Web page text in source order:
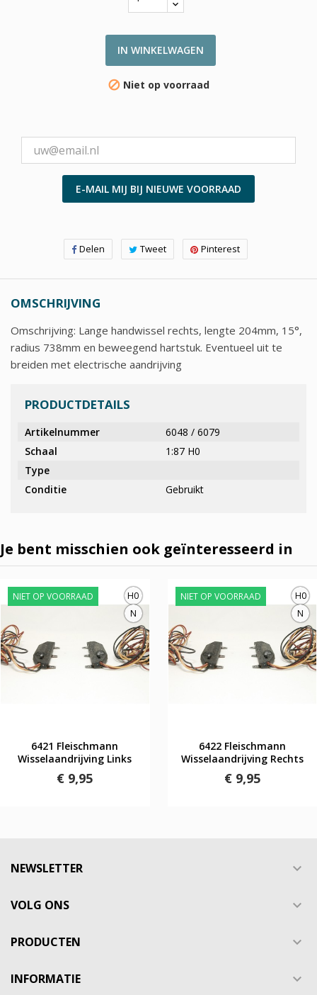
IN WINKELWAGEN
 Niet op voorraad
E-MAIL MIJ BIJ NIEUWE VOORRAAD
Delen Tweet Pinterest
PRODUCTDETAILS
Artikelnummer
6048 / 6079
Schaal
1:87 H0
Type
Conditie
Gebruikt
OMSCHRIJVING
Omschrijving: Lange handwissel rechts, lengte 204mm, 15°,
radius 738mm en beweegend hartstuk. Eventueel uit te
breiden met electrische aandrijving
Je bent misschien ook geïnteresseerd in
H0
N
NIET OP VOORRAAD
6421 Fleischmann
Wisselaandrijving Links
€ 9,95
H0
N
NIET OP VOORRAAD
6422 Fleischmann
Wisselaandrijving Rechts
€ 9,95
NEWSLETTER 
VOLG ONS 
PRODUCTEN 
INFORMATIE 